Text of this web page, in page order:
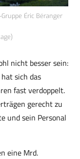
Éric Béranger
nicht besser sein:
sich das
fast verdoppelt.
gerecht zu
und sein Personal
eine Mrd.